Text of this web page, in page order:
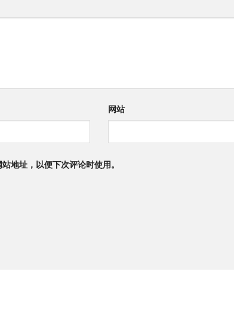
网站
地址，以便下次评论时使用。